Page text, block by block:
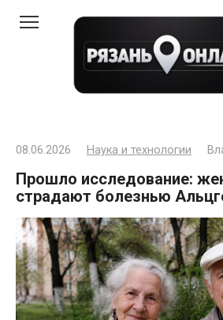
08.06.2026 Наука и технологии
Прошло исследование:
страдают болезнью